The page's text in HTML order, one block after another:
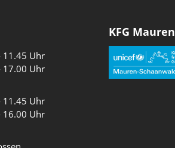
11.45 Uhr
17.00 Uhr
11.45 Uhr
16.00 Uhr
KFG Mauren